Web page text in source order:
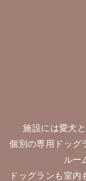
施設には愛犬
個別の専用ドッグ
ルー
ドッグランも室